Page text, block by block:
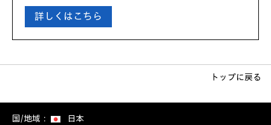
詳しくはこちら
トップに戻る
国/地域： 日本